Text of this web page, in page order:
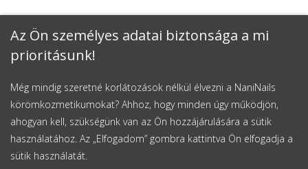
Az Ön személyes adatai biztonsága a mi
prioritásunk!
Még mindig szeretné korlátozások nélkül élvezni a NaniNails
körömkozmetikumokat? Ahhoz, hogy minden úgy működjön,
ahogyan kell, szükségünk van az Ön hozzájárulására a sütik
használatához. Az „Elfogadom” gombra kattintva Ön elfogadja a
sütik használatát.